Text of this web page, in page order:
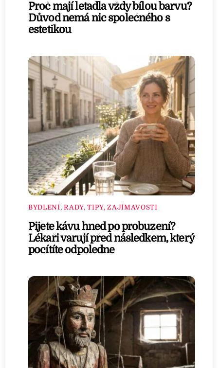
Proč mají letadla vždy bílou barvu?
Důvod nemá nic společného s
estetikou
BYDLENÍ,RADY, TIPY, ZAJÍMAVOSTI
Pijete kávu hned po probuzení?
Lékaři varují před následkem, který
pocítíte odpoledne